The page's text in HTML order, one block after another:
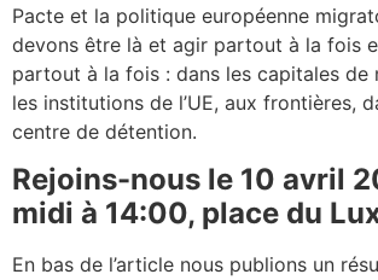
Pacte et la politique européenne
devons être là et agir partout à la fois
partout à la fois : dans les capitales de
les institutions de l’UE, aux frontières,
centre de détention.
Rejoins-nous le 10 avril
midi à 14:00, place du
En bas de l’article nous publions un